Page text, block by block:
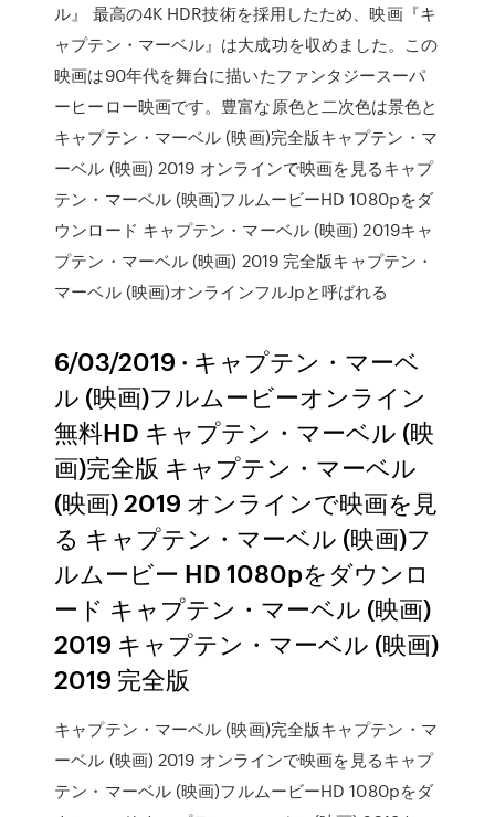
ル』 最高の4K HDR技術を採用したため、映画『キ
ャプテン・マーベル』は大成功を収めました。この
映画は90年代を舞台に描いたファンタジースーパ
ーヒーロー映画です。豊富な原色と二次色は景色と
キャプテン・マーベル (映画)完全版キャプテン・マ
ーベル (映画) 2019 オンラインで映画を見るキャプ
テン・マーベル (映画)フルムービーHD 1080pをダ
ウンロード キャプテン・マーベル (映画) 2019キャ
プテン・マーベル (映画) 2019 完全版キャプテン・
マーベル (映画)オンラインフルJpと呼ばれる
6/03/2019 · キャプテン・マーベ
ル (映画)フルムービーオンライン
無料HD キャプテン・マーベル (映
画)完全版 キャプテン・マーベル
(映画) 2019 オンラインで映画を見
る キャプテン・マーベル (映画)フ
ルムービー HD 1080pをダウンロ
ード キャプテン・マーベル (映画)
2019 キャプテン・マーベル (映画)
2019 完全版
キャプテン・マーベル (映画)完全版キャプテン・マ
ーベル (映画) 2019 オンラインで映画を見るキャプ
テン・マーベル (映画)フルムービーHD 1080pをダ